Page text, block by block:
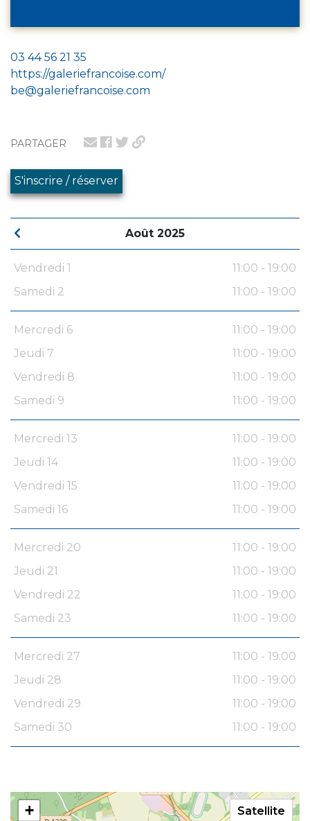
PARTAGER
S'inscrire / réserver
Août 2025
Vendredi 1
11:00 - 19:00
Samedi 2
11:00 - 19:00
Mercredi 6
11:00 - 19:00
Jeudi 7
11:00 - 19:00
Vendredi 8
11:00 - 19:00
Samedi 9
11:00 - 19:00
Mercredi 13
11:00 - 19:00
Jeudi 14
11:00 - 19:00
Vendredi 15
11:00 - 19:00
Samedi 16
11:00 - 19:00
Mercredi 20
11:00 - 19:00
Jeudi 21
11:00 - 19:00
Vendredi 22
11:00 - 19:00
Samedi 23
11:00 - 19:00
Mercredi 27
11:00 - 19:00
Jeudi 28
11:00 - 19:00
Vendredi 29
11:00 - 19:00
Samedi 30
11:00 - 19:00
+
Satellite
03 44 56 21 35
https://galeriefrancoise.com/
be@galeriefrancoise.com